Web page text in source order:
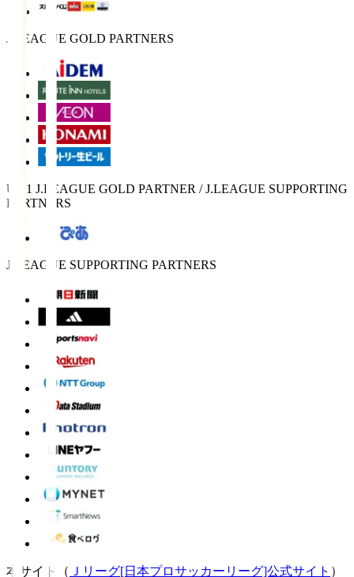
J.LEAGUE GOLD PARTNERS
U-21 J.LEAGUE GOLD PARTNER / J.LEAGUE SUPPORTING
PARTNERS
J.LEAGUE SUPPORTING PARTNERS
本サイト（ Ｊリーグ[日本プロサッカーリーグ]公式サイト ）